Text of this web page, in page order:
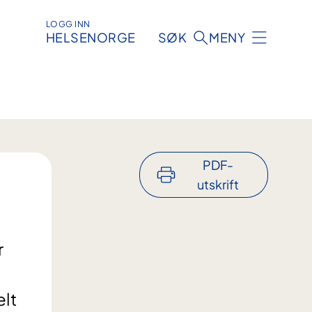
LOGG INN
HELSENORGE SØK MENY
PDF-
utskrift